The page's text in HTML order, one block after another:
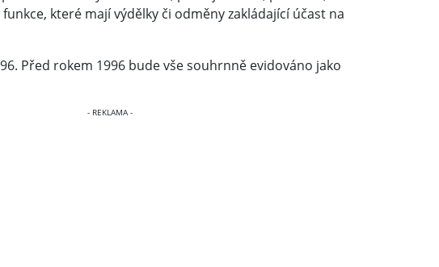
které mají výdělky či odměny zakládající účast na
Před rokem 1996 bude vše souhrnně evidováno jako